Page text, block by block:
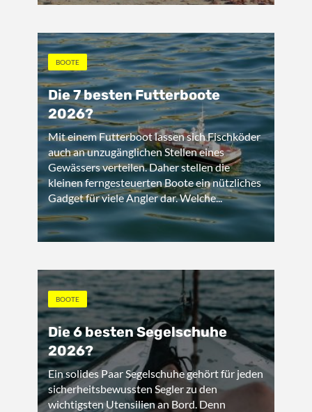
BOOTE
Die 7 besten Futterboote
2026?
Mit einem Futterboot lassen sich Fischköder
auch an unzugänglichen Stellen eines
Gewässers verteilen. Daher stellen die
kleinen ferngesteuerten Boote ein nützliches
Gadget für viele Angler dar. Welche...
BOOTE
Die 6 besten Segelschuhe
2026?
Ein solides Paar Segelschuhe gehört für jeden
sicherheitsbewussten Segler zu den
wichtigsten Utensilien an Bord. Denn